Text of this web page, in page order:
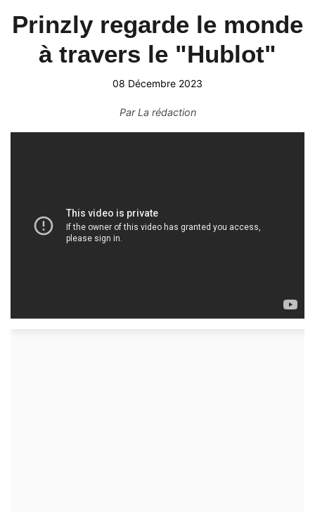
Prinzly regarde le monde
à travers le "Hublot"
08 Décembre 2023
ParLa rédaction